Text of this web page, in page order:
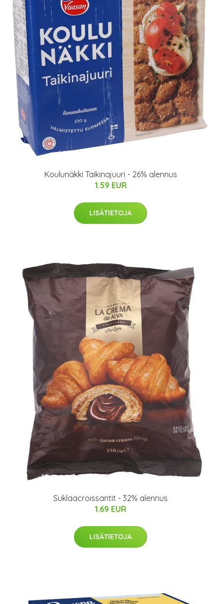
Koulunäkki Taikinajuuri - 26% alennus
1.59 EUR
LISÄTIETOJA
Suklaacroissantit - 32% alennus
1.69 EUR
LISÄTIETOJA